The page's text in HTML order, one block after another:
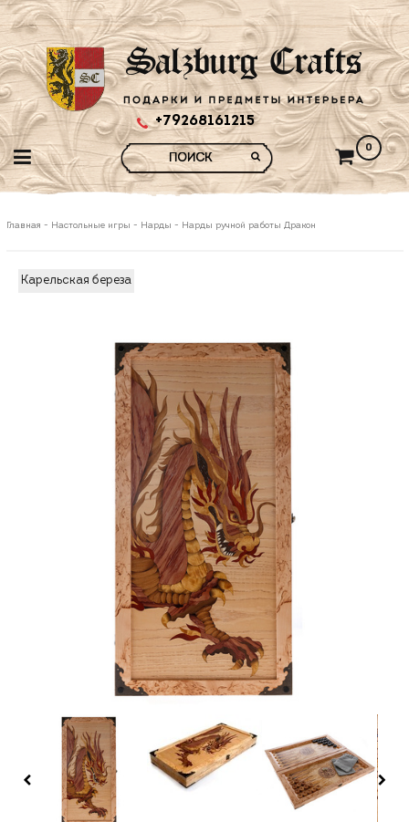
+79268161215
0
Главная - Настольные игры - Нарды - Нарды ручной работы Дракон
Карельская береза